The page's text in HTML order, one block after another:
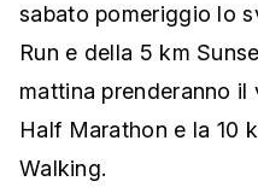
sabato pomeriggio lo
Run e della 5 km
mattina prenderanno il
Half Marathon e la 10
Walking.